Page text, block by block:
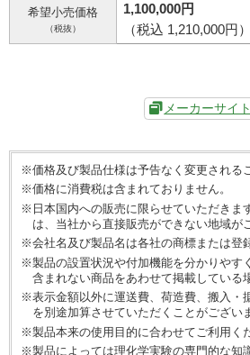
希望小売価格
（税抜）
1,100,000円
（税込 1,210,000円）
メーカーサイト
※価格及び製品仕様は予告なく変更される
※価格に消費税は含まれておりません。
※日本国内への販売に限らせていただきま
は、当社から直接販売ができない地域が
※会社名及び製品名は各社の商標または登
※製品の設置状況や付加機能を分かりやす
含まれない商品をあわせて掲載している
※表示金額以外に運送費、荷造費、搬入・
を別途加算させていただくことがござい
※製品本来の使用目的に合わせてご利用く
※製品によっては理化学実験の専門的な知